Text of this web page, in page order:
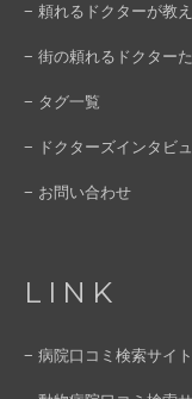
− 頼れるドクターが教
− 街の頼れるドクター
− タグ一覧
− ドクターズインタビ
− お問い合わせ
LINK
− 病院口コミ検索サイ